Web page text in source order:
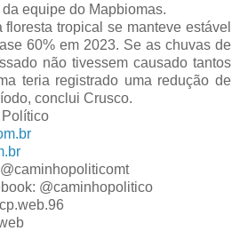
equipe do Mapbiomas.
tropical se manteve estável
60% em 2023. Se as chuvas de
não tivessem causado tantos
teria registrado uma redução de
conclui Crusco.
@caminhopolitico